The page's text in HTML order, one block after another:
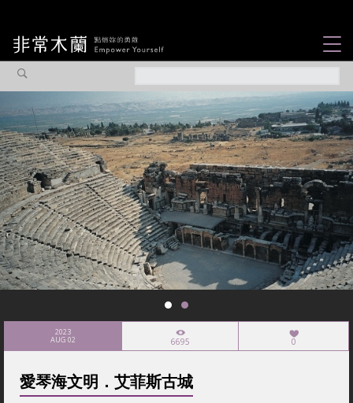
觀點專欄
焦點企劃
社會企業
認識我們
2023
AUG 02 6695 0
愛琴海文明．艾菲斯古城